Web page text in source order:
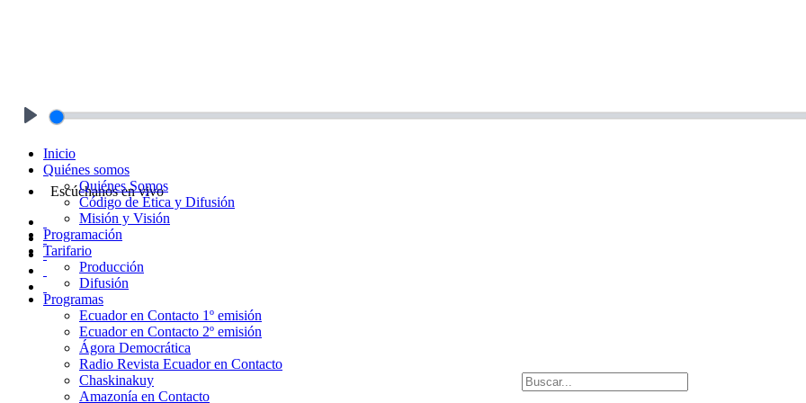
Escúchanos en vivo
Inicio
Quiénes somos
Quiénes Somos
Código de Ética y Difusión
Misión y Visión
Programación
Tarifario
Producción
Difusión
Programas
Ecuador en Contacto 1º emisión
Ecuador en Contacto 2º emisión
Ágora Democrática
Radio Revista Ecuador en Contacto
Chaskinakuy
Amazonía en Contacto